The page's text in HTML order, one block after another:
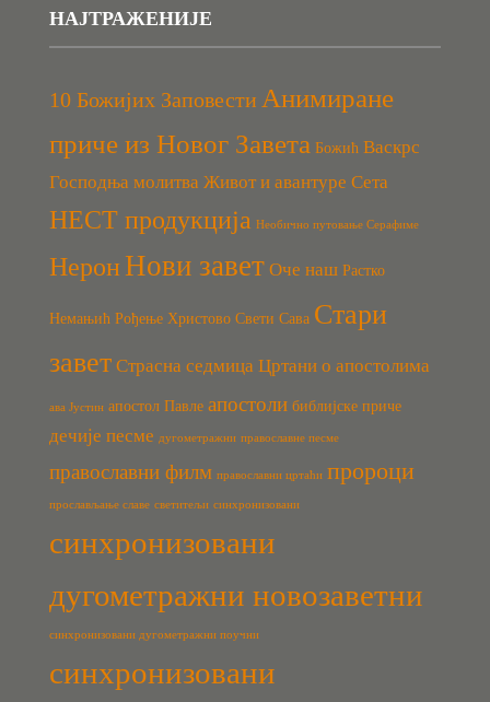
НАЈТРАЖЕНИЈЕ
10 Божијих Заповести Анимиране
приче из Новог Завета Божић Васкрс
Господња молитва Живот и авантуре Сета
НЕСТ продукција Необично путовање Серафиме
Нерон Нови завет Оче наш Растко
Немањић Рођење Христово Свети Сава Стари
завет Страсна седмица Цртани о апостолима
ава Јустин апостол Павле апостоли библијске приче
дечије песме дугометражни православне песме
православни филм православни цртаћи пророци
прослављање славе светитељи синхронизовани
синхронизовани
дугометражни новозаветни
синхронизовани дугометражни поучни
синхронизовани